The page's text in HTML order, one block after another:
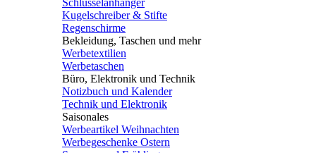
Schlüsselanhänger
Kugelschreiber & Stifte
Regenschirme
Bekleidung, Taschen und mehr
Werbetextilien
Werbetaschen
Büro, Elektronik und Technik
Notizbuch und Kalender
Technik und Elektronik
Saisonales
Werbeartikel Weihnachten
Werbegeschenke Ostern